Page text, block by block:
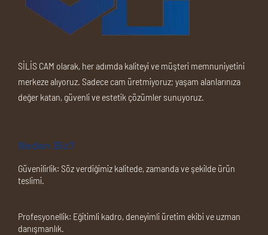
SİLİS CAM olarak, her adımda kaliteyi ve müşteri memnuniyetini
merkeze alıyoruz. Sadece cam üretmiyoruz; yaşam alanlarınıza
değer katan, güvenli ve estetik çözümler sunuyoruz.
Neden Biz?
Güvenilirlik: Söz verdiğimiz kalitede, zamanda ve şekilde ürün
teslimi.
Profesyonellik: Eğitimli kadro, deneyimli üretim ekibi ve uzman
danışmanlık.